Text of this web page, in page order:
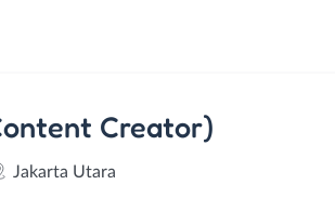
Creator)
Jakarta Utara